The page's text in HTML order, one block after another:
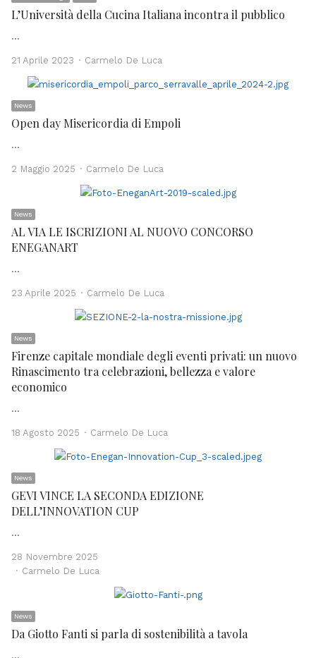
L’Università della Cucina Italiana incontra il pubblico
…
21 Aprile 2023 Author
Carmelo De Luca
News
Open day Misericordia di Empoli
…
2 Maggio 2025 Author
Carmelo De Luca
News
AL VIA LE ISCRIZIONI AL NUOVO CONCORSO
ENEGANART
…
23 Aprile 2025 Author
Carmelo De Luca
News
Firenze capitale mondiale degli eventi privati: un nuovo
Rinascimento tra celebrazioni, bellezza e valore
economico
…
18 Agosto 2025 Author
Carmelo De Luca
News
GEVI VINCE LA SECONDA EDIZIONE
DELL’INNOVATION CUP
…
28 Novembre 2025
Author
Carmelo De Luca
News
Da Giotto Fanti si parla di sostenibilità a tavola
…